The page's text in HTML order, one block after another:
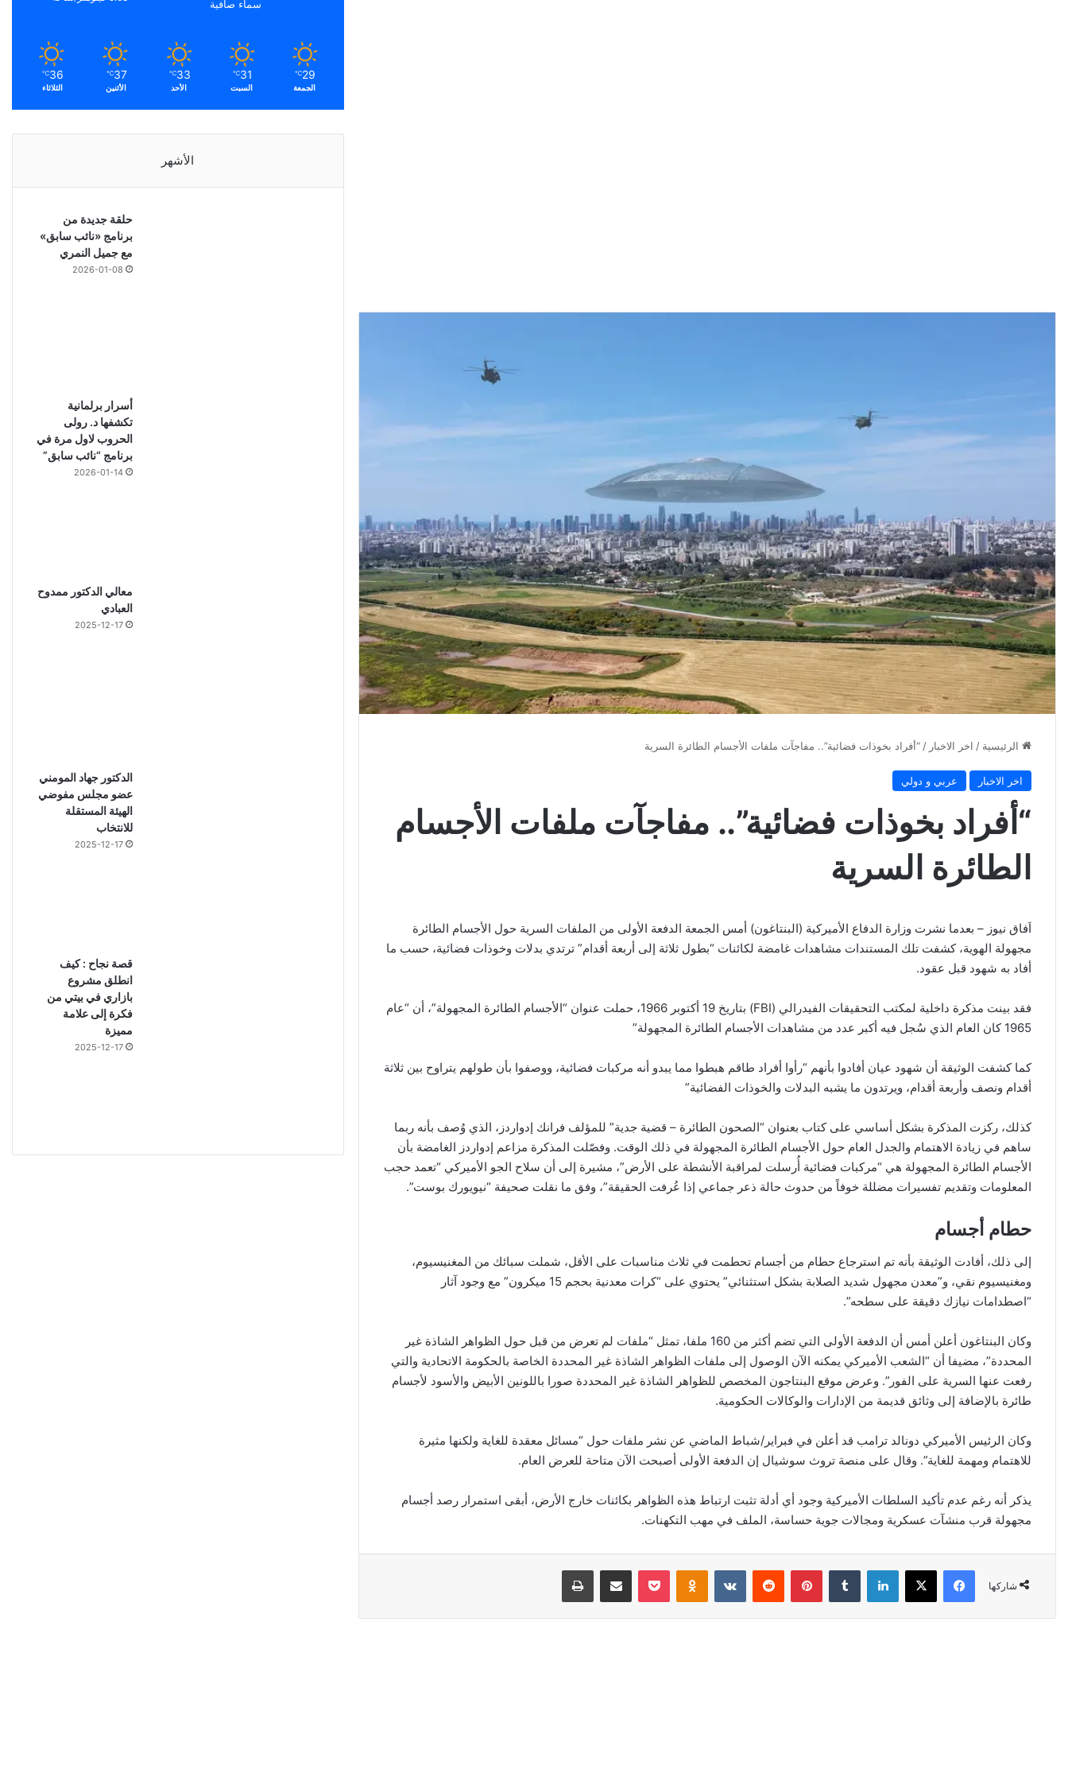
الرئيسية / اخر الاخبار /“أفراد بخوذات فضائية”.. مفاجآت ملفات الأجسام الطائرة السرية
اخر الاخبار عربي و دولي
“أفراد بخوذات فضائية”.. مفاجآت ملفات الأجسام
الطائرة السرية
اَفاق نيوز – بعدما نشرت وزارة الدفاع الأميركية (البنتاغون) أمس الجمعة الدفعة الأولى من الملفات السرية حول الأجسام الطائرة
مجهولة الهوية، كشفت تلك المستندات مشاهدات غامضة لكائنات “بطول ثلاثة إلى أربعة أقدام” ترتدي بدلات وخوذات فضائية، حسب ما
أفاد به شهود قبل عقود.
فقد بينت مذكرة داخلية لمكتب التحقيقات الفيدرالي (FBI) بتاريخ 19 أكتوبر 1966، حملت عنوان “الأجسام الطائرة المجهولة”، أن “عام
1965 كان العام الذي سُجل فيه أكبر عدد من مشاهدات الأجسام الطائرة المجهولة”
كما كشفت الوثيقة أن شهود عيان أفادوا بأنهم “رأوا أفراد طاقم هبطوا مما يبدو أنه مركبات فضائية، ووصفوا بأن طولهم يتراوح بين ثلاثة
أقدام ونصف وأربعة أقدام، ويرتدون ما يشبه البدلات والخوذات الفضائية”
كذلك، ركزت المذكرة بشكل أساسي على كتاب بعنوان “الصحون الطائرة – قضية جدية” للمؤلف فرانك إدواردز، الذي وُصف بأنه ربما
ساهم في زيادة الاهتمام والجدل العام حول الأجسام الطائرة المجهولة في ذلك الوقت. وفصّلت المذكرة مزاعم إدواردز الغامضة بأن
الأجسام الطائرة المجهولة هي “مركبات فضائية أُرسلت لمراقبة الأنشطة على الأرض”، مشيرة إلى أن سلاح الجو الأميركي “تعمد حجب
المعلومات وتقديم تفسيرات مضللة خوفاً من حدوث حالة ذعر جماعي إذا عُرفت الحقيقة”، وفق ما نقلت صحيفة “نيويورك بوست”.
حطام أجسام
إلى ذلك، أفادت الوثيقة بأنه تم استرجاع حطام من أجسام تحطمت في ثلاث مناسبات على الأقل، شملت سبائك من المغنيسيوم،
ومغنيسيوم نقي، و”معدن مجهول شديد الصلابة بشكل استثنائي” يحتوي على “كرات معدنية بحجم 15 ميكرون” مع وجود آثار
“اصطدامات نيازك دقيقة على سطحه”.
وكان البنتاغون أعلن أمس أن الدفعة الأولى التي تضم أكثر من 160 ملفا، تمثل “ملفات لم تعرض من قبل حول الظواهر الشاذة غير
المحددة”، مضيفا أن “الشعب الأميركي يمكنه الآن الوصول إلى ملفات الظواهر الشاذة غير المحددة الخاصة بالحكومة الاتحادية والتي
رفعت عنها السرية على الفور”. وعرض موقع البنتاجون المخصص للظواهر الشاذة غير المحددة صورا باللونين الأبيض والأسود لأجسام
طائرة بالإضافة إلى وثائق قديمة من الإدارات والوكالات الحكومية.
وكان الرئيس الأميركي دونالد ترامب قد أعلن في فبراير/شباط الماضي عن نشر ملفات حول “مسائل معقدة للغاية ولكنها مثيرة
للاهتمام ومهمة للغاية”. وقال على منصة تروث سوشيال إن الدفعة الأولى أصبحت الآن متاحة للعرض العام.
يذكر أنه رغم عدم تأكيد السلطات الأميركية وجود أي أدلة تثبت ارتباط هذه الظواهر بكائنات خارج الأرض، أبقى استمرار رصد أجسام
مجهولة قرب منشآت عسكرية ومجالات جوية حساسة، الملف في مهب التكهنات.
شاركها
فيسبوك لينكدإن بينتيريست
سماء صافية
29
℃
الجمعة
31
℃
السبت
33
℃
الأحد
37
℃
الأثنين
36
℃
الثلاثاء
الأشهر
حلقة جديدة من
برنامج «نائب سابق»
مع جميل النمري
2026-01-08
أسرار برلمانية
تكشفها د. رولى
الحروب لاول مرة في
برنامج “نائب سابق”
2026-01-14
معالي الدكتور ممدوح
العبادي
2025-12-17
الدكتور جهاد المومني
عضو مجلس مفوضي
الهيئة المستقلة
للانتخاب
2025-12-17
قصة نجاح : كيف
انطلق مشروع
بازاري في بيتي من
فكرة إلى علامة
مميزة
2025-12-17